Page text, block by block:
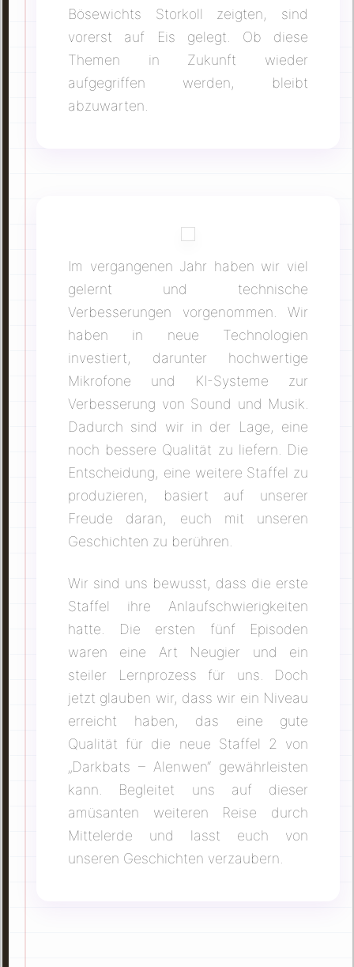
Bösewichts Storkoll zeigten, sind
vorerst auf Eis gelegt. Ob diese
Themen in Zukunft wieder
aufgegriffen werden, bleibt
abzuwarten.
Im vergangenen Jahr haben wir viel
gelernt und technische
Verbesserungen vorgenommen. Wir
haben in neue Technologien
investiert, darunter hochwertige
Mikrofone und KI-Systeme zur
Verbesserung von Sound und Musik.
Dadurch sind wir in der Lage, eine
noch bessere Qualität zu liefern. Die
Entscheidung, eine weitere Staffel zu
produzieren, basiert auf unserer
Freude daran, euch mit unseren
Geschichten zu berühren.
Wir sind uns bewusst, dass die erste
Staffel ihre Anlaufschwierigkeiten
hatte. Die ersten fünf Episoden
waren eine Art Neugier und ein
steiler Lernprozess für uns. Doch
jetzt glauben wir, dass wir ein Niveau
erreicht haben, das eine gute
Qualität für die neue Staffel 2 von
„Darkbats – Alenwen“ gewährleisten
kann. Begleitet uns auf dieser
amüsanten weiteren Reise durch
Mittelerde und lasst euch von
unseren Geschichten verzaubern.